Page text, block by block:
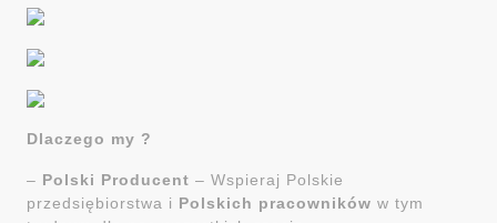
Dlaczego my ?
– Polski Producent – Wspieraj Polskie
przedsiębiorstwa i Polskich pracowników w tym